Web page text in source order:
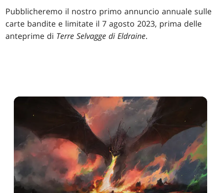
Pubblicheremo il nostro primo annuncio annuale sulle
carte bandite e limitate il 7 agosto 2023, prima delle
anteprime di Terre Selvagge di Eldraine.